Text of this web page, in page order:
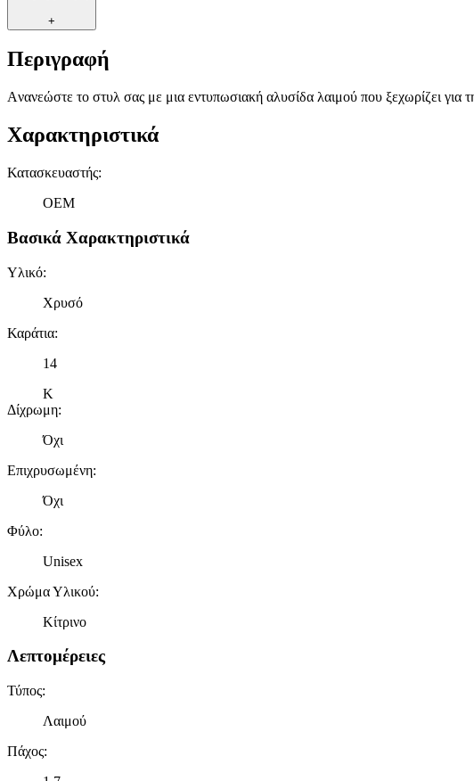
+
Περιγραφή
Aνανεώστε το στυλ σας με μια εντυπωσιακή αλυσίδα λαιμού που ξεχωρίζει για
Χαρακτηριστικά
Κατασκευαστής:
OEM
Βασικά Χαρακτηριστικά
Υλικό:
Χρυσό
Καράτια:
14
Κ
Δίχρωμη:
Όχι
Επιχρυσωμένη:
Όχι
Φύλο:
Unisex
Χρώμα Υλικού:
Κίτρινο
Λεπτομέρειες
Τύπος:
Λαιμού
Πάχος: